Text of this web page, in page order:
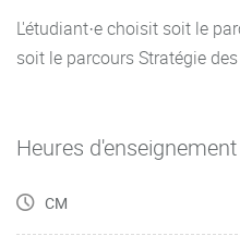
L'étudiant·e choisit soit le
soit le parcours Stratégie
Heures d'enseignement
CM